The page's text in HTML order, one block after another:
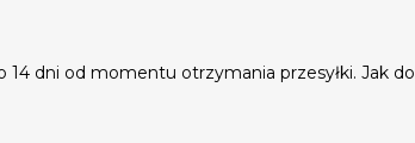
dni od momentu otrzymania przesyłki. Jak